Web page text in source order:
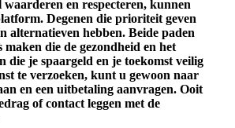
waarderen en respecteren, kunnen
Degenen die prioriteit geven
alternatieven hebben. Beide paden
maken die de gezondheid en het
die je spaargeld en je toekomst veilig
te verzoeken, kunt u gewoon naar
en een uitbetaling aanvragen. Ooit
of contact leggen met de